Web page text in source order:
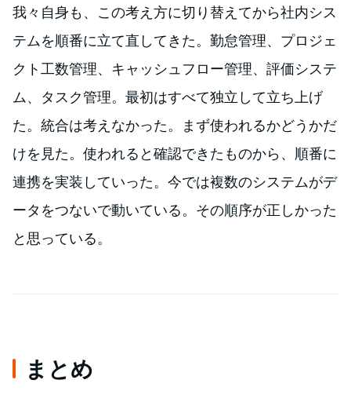
我々自身も、この考え方に切り替えてから社内シス
テムを順番に立て直してきた。勤怠管理、プロジェ
クト工数管理、キャッシュフロー管理、評価システ
ム、タスク管理。最初はすべて独立して立ち上げ
た。統合は考えなかった。まず使われるかどうかだ
けを見た。使われると確認できたものから、順番に
連携を実装していった。今では複数のシステムがデ
ータをつないで動いている。その順序が正しかった
と思っている。
まとめ